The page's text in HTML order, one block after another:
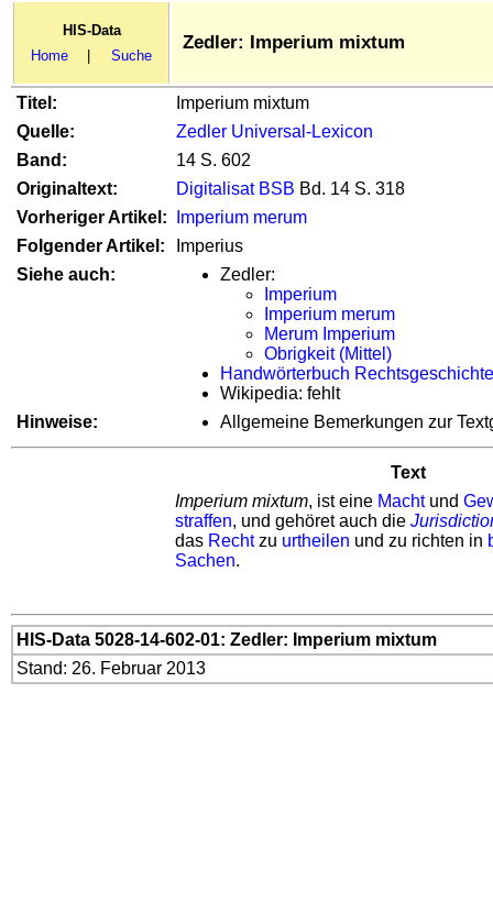
HIS-Data
Home
Suche
Zedler: Imperium mixtum
Titel:
Imperium mixtum
Quelle:
Zedler Universal-Lexicon
Band:
14 S. 602
Originaltext:
Digitalisat BSB Bd. 14 S. 318
Vorheriger Artikel:
Imperium merum
Folgender Artikel:
Imperius
Siehe auch:
Zedler:
Imperium
Imperium merum
Merum Imperium
Obrigkeit (Mittel)
Handwörterbuch
Wikipedia: fehlt
Hinweise:
Allgemeine Bemerkungen zur
Text
Imperium mixtum, ist eine Machtund
straffen, und gehöret auch die
das Rechtzu urtheilen und zu richten in
Sachen.
HIS-Data 5028-14-602-01: Zedler: Imperium mixtum
Stand: 26. Februar 2013